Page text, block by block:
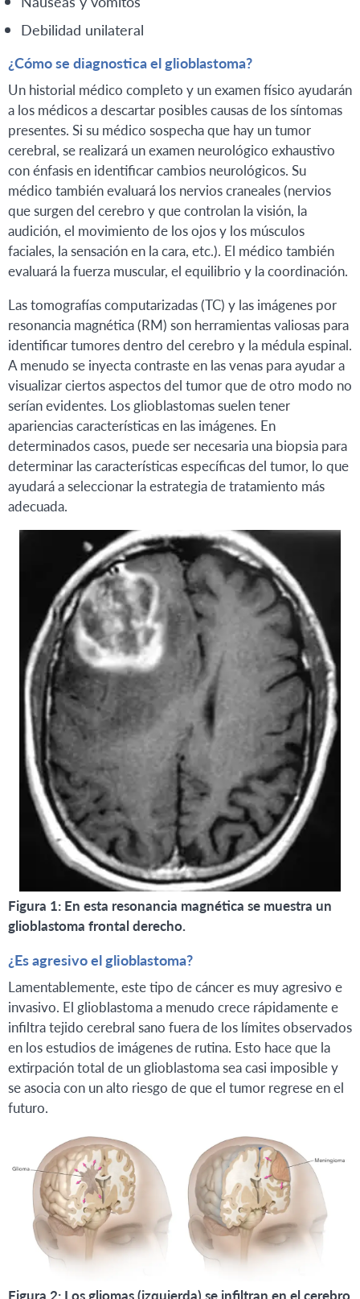
Debilidad unilateral
¿Cómo se diagnostica el glioblastoma?
Un historial médico completo y un examen físico ayudarán
a los médicos a descartar posibles causas de los síntomas
presentes. Si su médico sospecha que hay un tumor
cerebral, se realizará un examen neurológico exhaustivo
con énfasis en identificar cambios neurológicos. Su
médico también evaluará los nervios craneales (nervios
que surgen del cerebro y que controlan la visión, la
audición, el movimiento de los ojos y los músculos
faciales, la sensación en la cara, etc.). El médico también
evaluará la fuerza muscular, el equilibrio y la coordinación.
Las tomografías computarizadas (TC) y las imágenes por
resonancia magnética (RM) son herramientas valiosas para
identificar tumores dentro del cerebro y la médula espinal.
A menudo se inyecta contraste en las venas para ayudar a
visualizar ciertos aspectos del tumor que de otro modo no
serían evidentes. Los glioblastomas suelen tener
apariencias características en las imágenes. En
determinados casos, puede ser necesaria una biopsia para
determinar las características específicas del tumor, lo que
ayudará a seleccionar la estrategia de tratamiento más
adecuada.
Figura 1: En esta resonancia magnética se muestra un
glioblastoma frontal derecho.
¿Es agresivo el glioblastoma?
Lamentablemente, este tipo de cáncer es muy agresivo e
invasivo. El glioblastoma a menudo crece rápidamente e
infiltra tejido cerebral sano fuera de los límites observados
en los estudios de imágenes de rutina. Esto hace que la
extirpación total de un glioblastoma sea casi imposible y
se asocia con un alto riesgo de que el tumor regrese en el
futuro.